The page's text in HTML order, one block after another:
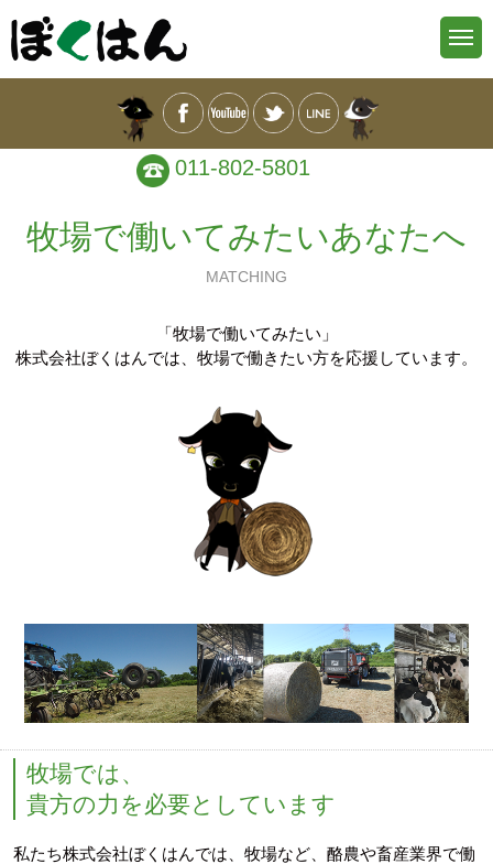
011-802-5801
牧場で働いてみたいあなたへ
MATCHING
「牧場で働いてみたい」
株式会社ぼくはんでは、牧場で働きたい方を応援しています。
牧場では、
貴方の力を必要としています
私たち株式会社ぼくはんでは、牧場など、酪農や畜産業界で働